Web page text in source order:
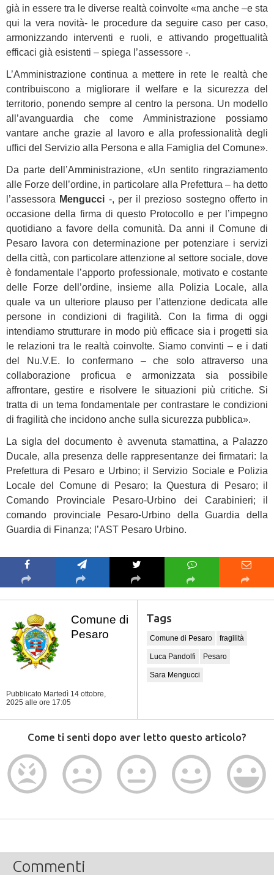
già in essere tra le diverse realtà coinvolte «ma anche –e sta
qui la vera novità- le procedure da seguire caso per caso,
armonizzando interventi e ruoli, e attivando progettualità
efficaci già esistenti – spiega l’assessore -.
L’Amministrazione continua a mettere in rete le realtà che
contribuiscono a migliorare il welfare e la sicurezza del
territorio, ponendo sempre al centro la persona. Un modello
all’avanguardia che come Amministrazione possiamo
vantare anche grazie al lavoro e alla professionalità degli
uffici del Servizio alla Persona e alla Famiglia del Comune».
Da parte dell’Amministrazione, «Un sentito ringraziamento
alle Forze dell’ordine, in particolare alla Prefettura – ha detto
l’assessora Mengucci -, per il prezioso sostegno offerto in
occasione della firma di questo Protocollo e per l’impegno
quotidiano a favore della comunità. Da anni il Comune di
Pesaro lavora con determinazione per potenziare i servizi
della città, con particolare attenzione al settore sociale, dove
è fondamentale l’apporto professionale, motivato e costante
delle Forze dell’ordine, insieme alla Polizia Locale, alla
quale va un ulteriore plauso per l’attenzione dedicata alle
persone in condizioni di fragilità. Con la firma di oggi
intendiamo strutturare in modo più efficace sia i progetti sia
le relazioni tra le realtà coinvolte. Siamo convinti – e i dati
del Nu.V.E. lo confermano – che solo attraverso una
collaborazione proficua e armonizzata sia possibile
affrontare, gestire e risolvere le situazioni più critiche. Si
tratta di un tema fondamentale per contrastare le condizioni
di fragilità che incidono anche sulla sicurezza pubblica».
La sigla del documento è avvenuta stamattina, a Palazzo
Ducale, alla presenza delle rappresentanze dei firmatari: la
Prefettura di Pesaro e Urbino; il Servizio Sociale e Polizia
Locale del Comune di Pesaro; la Questura di Pesaro; il
Comando Provinciale Pesaro-Urbino dei Carabinieri; il
comando provinciale Pesaro-Urbino della Guardia della
Guardia di Finanza; l’AST Pesaro Urbino.
Comune di
Pesaro
Pubblicato Martedì 14 ottobre,
2025 alle ore 17:05
Tags
Comune di Pesaro fragilità
Luca Pandolfi Pesaro
Sara Mengucci
Come ti senti dopo aver letto questo articolo?
Commenti